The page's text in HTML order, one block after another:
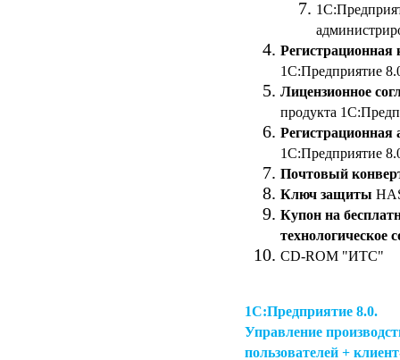
Регистрационная
1С:Предприятие
Лицензионное
продукта
Регистрационная
1С:Предприятие
Почтовый
Ключ защиты
Купон на
CD-ROM "ИТС"
1С:Предприятие 8.0.
Управление
пользователей +